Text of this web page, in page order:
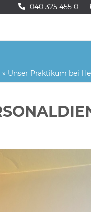
040 325 455 0
» Unser Praktikum bei